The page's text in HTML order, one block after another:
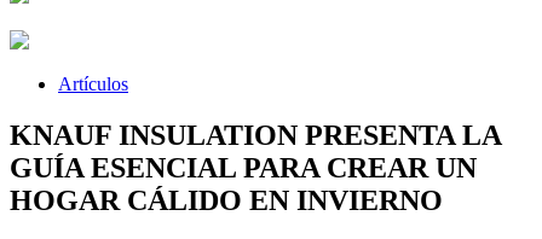
Artículos
KNAUF INSULATION PRESENTA LA
GUÍA ESENCIAL PARA CREAR UN
HOGAR CÁLIDO EN INVIERNO